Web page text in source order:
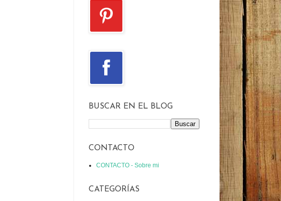
BUSCAR EN EL BLOG
CONTACTO
CONTACTO - Sobre mi
CATEGORÍAS